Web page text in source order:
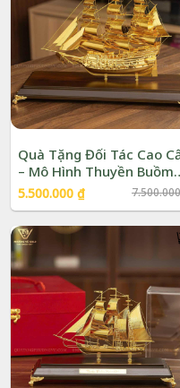
Quà Tặng Đối Tác Cao
– Mô Hình Thuyền Buồm
24K | Phượng Vũ Gold
Giá
gốc
là:
7.500.000 ₫.
5.500.000 ₫Giá
tại
là: